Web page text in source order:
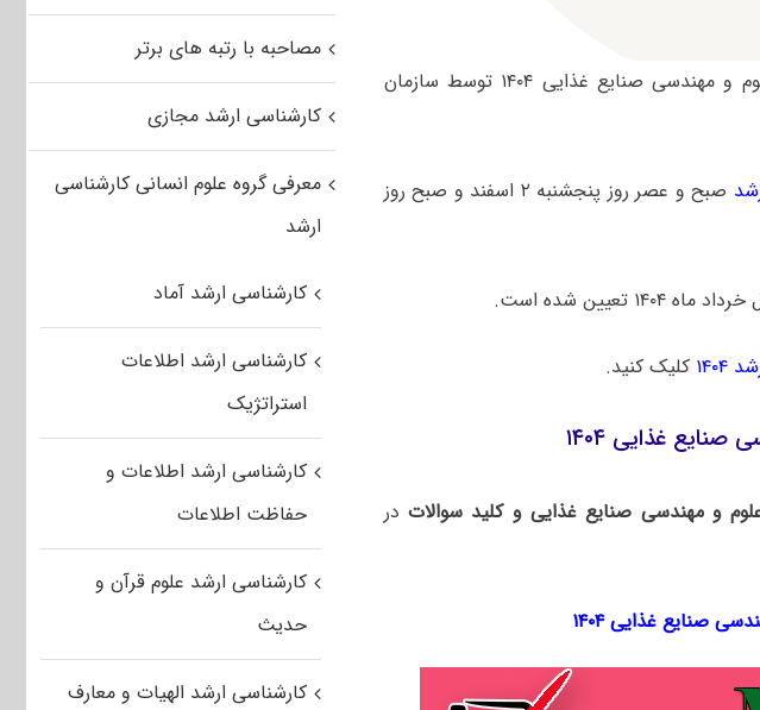
سوالات و پاسخنامه کلیدی کنکور کارشناسی ارشد علوم و مهندسی صنایع غذایی ۱۴۰۴ توسط سازمان
صبح و عصر روز پنجشنبه ۲ اسفند و صبح روز
۱۴۰۴ تعیین شده است.
کلیک کنید.
غذایی ۱۴۰۴
و مهندسی صنایع غذایی و کلید سوالاتدر
صنایع غذایی ۱۴۰۴
مصاحبه با رتبه های برتر
کارشناسی ارشد مجازی
معرفی گروه علوم انسانی کارشناسی
ارشد
کارشناسی ارشد آماد
کارشناسی ارشد اطلاعات
استراتژیک
کارشناسی ارشد اطلاعات و
حفاظت اطلاعات
کارشناسی ارشد علوم قرآن و
حدیث
کارشناسی ارشد الهیات و معارف